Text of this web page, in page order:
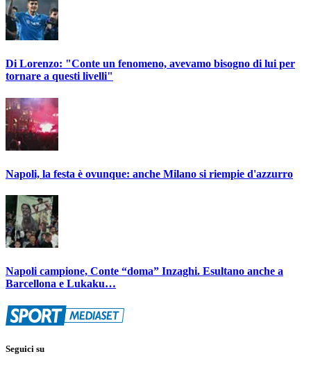
Di Lorenzo: "Conte un fenomeno, avevamo bisogno di lui per
tornare a questi livelli"
Napoli, la festa è ovunque: anche Milano si riempie d'azzurro
Napoli campione, Conte “doma” Inzaghi. Esultano anche a
Barcellona e Lukaku…
Seguici su